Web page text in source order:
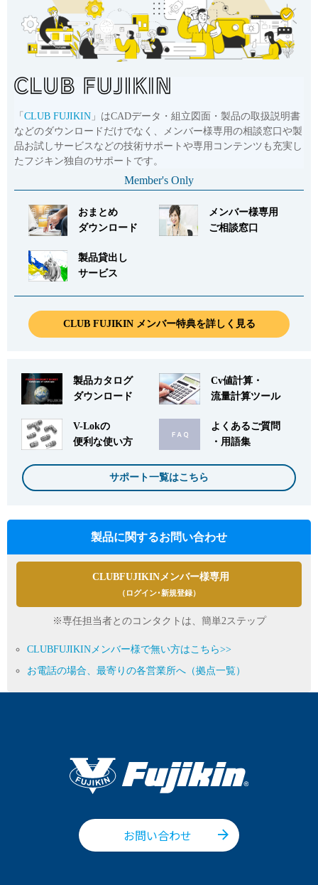
「 CLUB FUJIKIN 」はCADデータ・組立図面・製品の取扱説明書
などのダウンロードだけでなく、メンバー様専用の相談窓口や製
品お試しサービスなどの技術サポートや専用コンテンツも充実し
たフジキン独自のサポートです。
Member's Only
おまとめ
ダウンロード
メンバー様専用
ご相談窓口
製品貸出し
サービス
CLUB FUJIKIN メンバー特典を詳しく見る
製品カタログ
ダウンロード
Cv値計算・
流量計算ツール
V-Lokの
便利な使い方
よくあるご質問
・用語集
サポート一覧はこちら
製品に関するお問い合わせ
CLUBFUJIKINメンバー様専用
（ログイン･新規登録）
※専任担当者とのコンタクトは、簡単2ステップ
CLUBFUJIKINメンバー様で無い方はこちら>>
お電話の場合、最寄りの各営業所へ（拠点一覧）
お問い合わせ